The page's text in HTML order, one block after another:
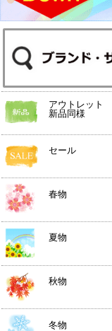
アウトレット
新品同様
セール
春物
夏物
秋物
冬物